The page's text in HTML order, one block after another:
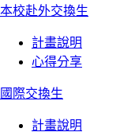
本校赴外交換生
計畫說明
心得分享
國際交換生
計畫說明